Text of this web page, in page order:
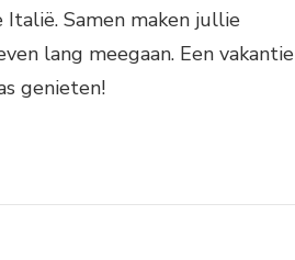
Samen maken jullie
lang meegaan. Een vakantie
genieten!